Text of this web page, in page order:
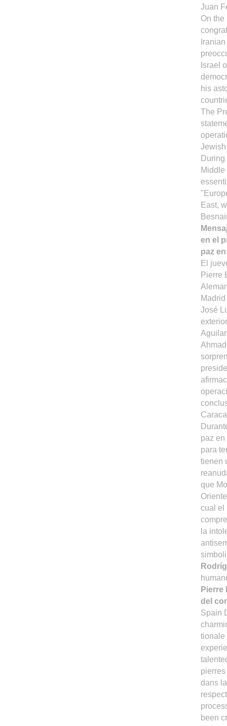
Juan
On
Israel
his
The
During
Middle
East,
en el
paz
El
Pierre
José
paz
para
tienen
que
cual el
la
Pierre
del
Spain
tionale
dans
been